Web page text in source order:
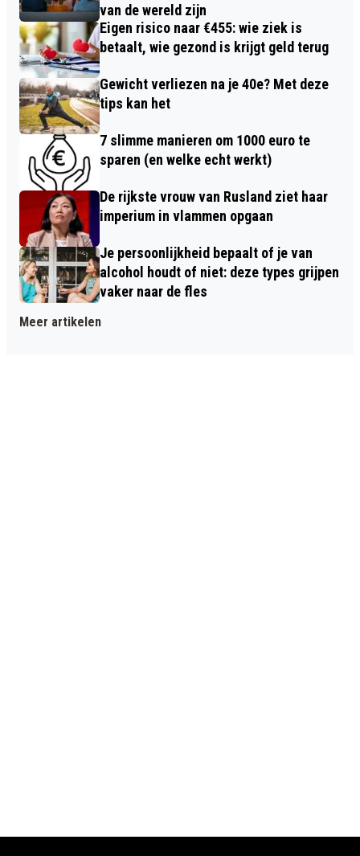
van de wereld zijn
Eigen risico naar €455: wie ziek is
betaalt, wie gezond is krijgt geld terug
Gewicht verliezen na je 40e? Met deze
tips kan het
7 slimme manieren om 1000 euro te
sparen (en welke echt werkt)
De rijkste vrouw van Rusland ziet haar
imperium in vlammen opgaan
Je persoonlijkheid bepaalt of je van
alcohol houdt of niet: deze types grijpen
vaker naar de fles
Meer artikelen